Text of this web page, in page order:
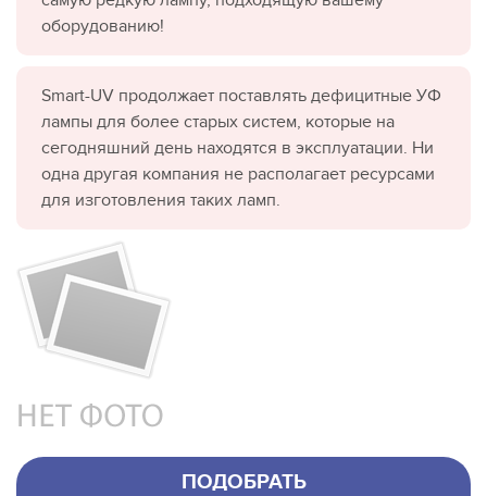
оборудованию!
Smart-UV продолжает поставлять дефицитные УФ
лампы для более старых систем, которые на
сегодняшний день находятся в эксплуатации. Ни
одна другая компания не располагает ресурсами
для изготовления таких ламп.
ПОДОБРАТЬ